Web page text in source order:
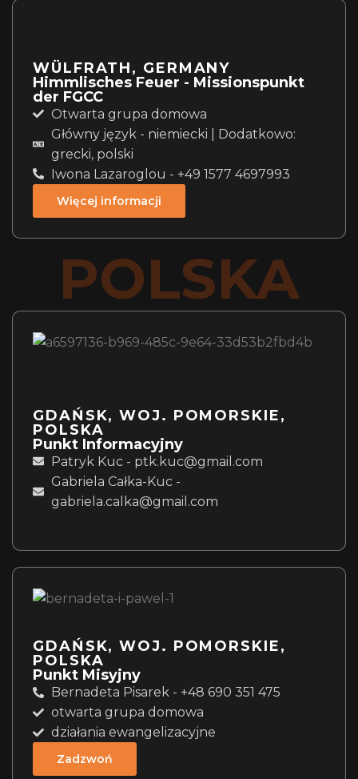
WÜLFRATH, GERMANY
Himmlisches Feuer - Missionspunkt
der FGCC
Otwarta grupa domowa
Główny język - niemiecki | Dodatkowo:
grecki, polski
Iwona Lazaroglou - +49 1577 4697993
Więcej informacji
POLSKA
GDAŃSK, WOJ. POMORSKIE,
POLSKA
Punkt Informacyjny
Patryk Kuc - ptk.kuc@gmail.com
Gabriela Całka-Kuc -
gabriela.calka@gmail.com
GDAŃSK, WOJ. POMORSKIE,
POLSKA
Punkt Misyjny
Bernadeta Pisarek - +48 690 351 475
otwarta grupa domowa
działania ewangelizacyjne
Zadzwoń